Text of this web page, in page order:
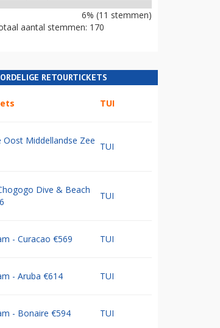
6% (11 stemmen)
aantal stemmen: 170
RETOURTICKETS
TUI
Oost Middellandse Zee
TUI
Dive & Beach
TUI
- Curacao €569 TUI
- Aruba €614 TUI
- Bonaire €594 TUI